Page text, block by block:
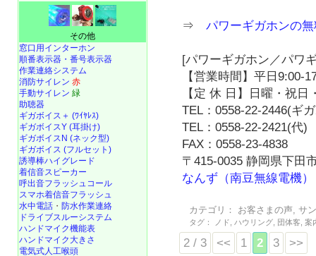
⇒パワーギガホンの
[パワーギガホン／パワ
【営業時間】平日9:00-
【定 休 日】日曜・祝日
TEL：0558-22-2446(ギ
TEL：0558-22-2421(代)
FAX：0558-23-4838
〒415-0035 静岡県下田
なんず（南豆無線電機）
カテゴリ： お客さまの声,サ
タグ： ノド,ハウリング, 団体客,案
2 / 3 << 1 2 3 >>
その他
窓口用インターホン
順番表示器・番号表示器
作業連絡システム
消防サイレン 赤
手動サイレン 緑
助聴器
ギガボイス＋ (ﾜｲﾔﾚｽ)
ギガボイスY (耳掛け)
ギガボイスN (ネック型)
ギガボイス (フルセット)
誘導棒ハイグレード
着信音スピーカー
呼出音フラッシュコール
スマホ着信音フラッシュ
水中電話 ・ 防水作業連絡
ドライブスルーシステム
ハンドマイク機能表
ハンドマイク大きさ
電気式人工喉頭